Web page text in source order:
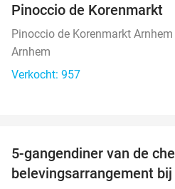
Pinoccio de Korenmarkt
Pinoccio de Korenmarkt Arnhem
Arnhem
Verkocht: 957
5-gangendiner van de
belevingsarrangement